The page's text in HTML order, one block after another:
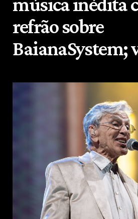
refrão sobre
BaianaSystem;